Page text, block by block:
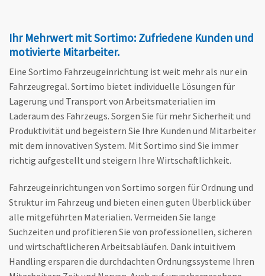
Ihr Mehrwert mit Sortimo: Zufriedene Kunden und
motivierte Mitarbeiter.
Eine Sortimo Fahrzeugeinrichtung ist weit mehr als nur ein
Fahrzeugregal. Sortimo bietet individuelle Lösungen für
Lagerung und Transport von Arbeitsmaterialien im
Laderaum des Fahrzeugs. Sorgen Sie für mehr Sicherheit und
Produktivität und begeistern Sie Ihre Kunden und Mitarbeiter
mit dem innovativen System. Mit Sortimo sind Sie immer
richtig aufgestellt und steigern Ihre Wirtschaftlichkeit.
Fahrzeugeinrichtungen von Sortimo sorgen für Ordnung und
Struktur im Fahrzeug und bieten einen guten Überblick über
alle mitgeführten Materialien. Vermeiden Sie lange
Suchzeiten und profitieren Sie von professionellen, sicheren
und wirtschaftlicheren Arbeitsabläufen. Dank intuitivem
Handling ersparen die durchdachten Ordnungssysteme Ihren